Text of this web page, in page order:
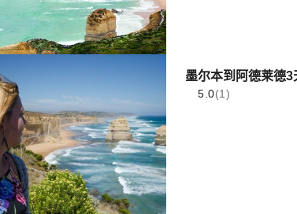
墨尔本到阿德莱德
5.0(1)